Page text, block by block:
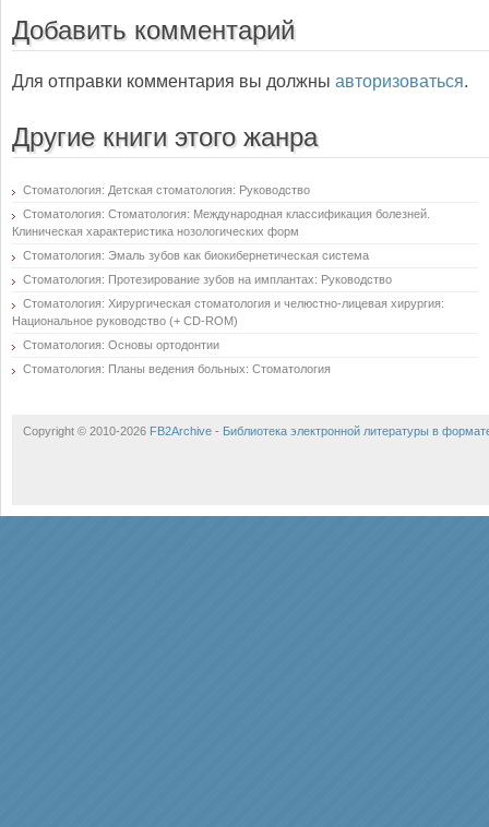
Добавить комментарий
Для отправки комментария вы должны авторизоваться.
Другие книги этого жанра
Стоматология: Детская стоматология: Руководство
Стоматология: Стоматология: Международная классификация болезней.
Клиническая характеристика нозологических форм
Стоматология: Эмаль зубов как биокибернетическая система
Стоматология: Протезирование зубов на имплантах: Руководство
Стоматология: Хирургическая стоматология и челюстно-лицевая хирургия:
Национальное руководство (+ CD-ROM)
Стоматология: Основы ортодонтии
Стоматология: Планы ведения больных: Стоматология
Copyright © 2010-2026 FB2Archive - Библиотека электронной литературы в